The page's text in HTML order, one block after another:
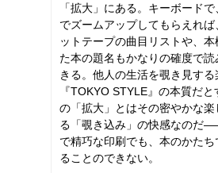
「拡大」にある。キーボード
でズームアップしてもらえれ
ットテープの曲目リストや、
た本の題名もかなりの確度で
きる。他人の生活を覗き見す
『TOKYO STYLE』の本質だ
の「拡大」とはその密やかな
る「覗き込み」の快感なのだ
で精巧な印刷でも、本のかた
ることのできない。